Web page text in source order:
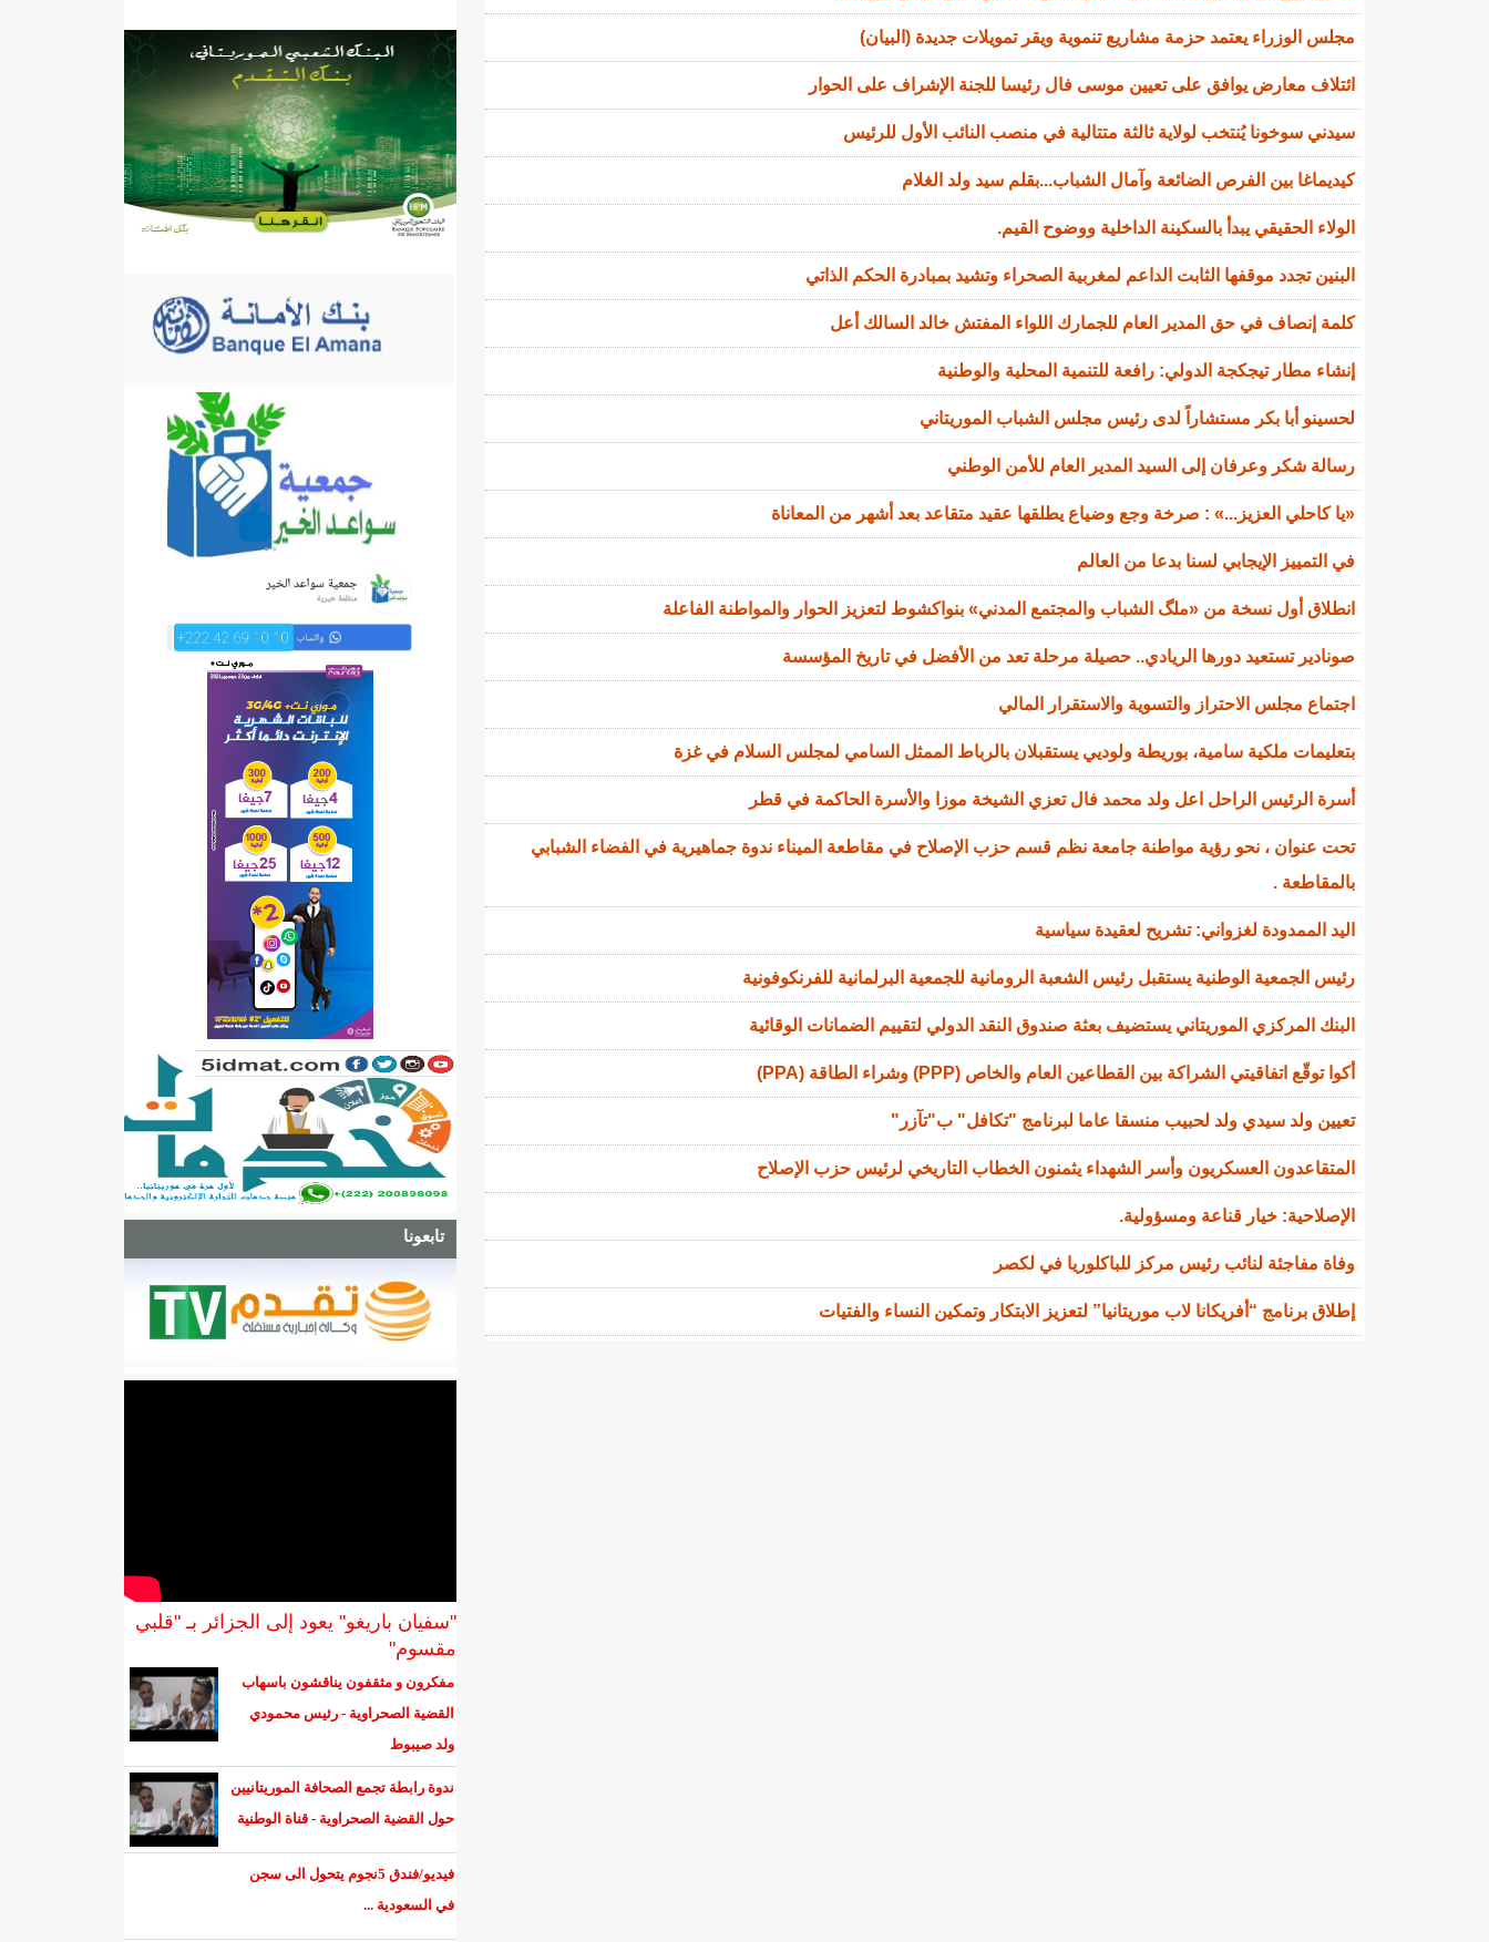
تابعونا
"سفيان باريغو" يعود إلى الجزائر بـ "قلبي
مقسوم"
مفكرون و مثقفون يناقشون باسهاب
القضية الصحراوية - رئيس محمودي
ولد صيبوط
ندوة رابطة تجمع الصحافة الموريتانيين
حول القضية الصحراوية - قناة الوطنية
فيديو/فندق 5نجوم يتحول الى سجن
في السعودية ...
مجلس الوزراء يعتمد حزمة مشاريع تنموية ويقر تمويلات جديدة (البيان)
ائتلاف معارض يوافق على تعيين موسى فال رئيسا للجنة الإشراف على الحوار
سيدني سوخونا يُنتخب لولاية ثالثة متتالية في منصب النائب الأول للرئيس
كيديماغا بين الفرص الضائعة وآمال الشباب...بقلم سيد ولد الغلام
الولاء الحقيقي يبدأ بالسكينة الداخلية ووضوح القيم.
البنين تجدد موقفها الثابت الداعم لمغربية الصحراء وتشيد بمبادرة الحكم الذاتي
كلمة إنصاف في حق المدير العام للجمارك اللواء المفتش خالد السالك أعل
إنشاء مطار تيجكجة الدولي: رافعة للتنمية المحلية والوطنية
لحسينو أبا بكر مستشاراً لدى رئيس مجلس الشباب الموريتاني
رسالة شكر وعرفان إلى السيد المدير العام للأمن الوطني
«يا كاحلي العزيز...» : صرخة وجع وضياع يطلقها عقيد متقاعد بعد أشهر من المعاناة
في التمييز الإيجابي لسنا بدعا من العالم
انطلاق أول نسخة من «ملگ الشباب والمجتمع المدني» بنواكشوط لتعزيز الحوار والمواطنة الفاعلة
صونادير تستعيد دورها الريادي.. حصيلة مرحلة تعد من الأفضل في تاريخ المؤسسة
اجتماع مجلس الاحتراز والتسوية والاستقرار المالي
بتعليمات ملكية سامية، بوريطة ولوديي يستقبلان بالرباط الممثل السامي لمجلس السلام في غزة
أسرة الرئيس الراحل اعل ولد محمد فال تعزي الشيخة موزا والأسرة الحاكمة في قطر
تحت عنوان ، نحو رؤية مواطنة جامعة نظم قسم حزب الإصلاح في مقاطعة الميناء ندوة جماهيرية في الفضاء الشبابي
بالمقاطعة .
اليد الممدودة لغزواني: تشريح لعقيدة سياسية
رئيس الجمعية الوطنية يستقبل رئيس الشعبة الرومانية للجمعية البرلمانية للفرنكوفونية
البنك المركزي الموريتاني يستضيف بعثة صندوق النقد الدولي لتقييم الضمانات الوقائية
أكوا توقّع اتفاقيتي الشراكة بين القطاعين العام والخاص (PPP) وشراء الطاقة (PPA)
تعيين ولد سيدي ولد لحبيب منسقا عاما لبرنامج "تكافل" ب"تآزر"
المتقاعدون العسكريون وأسر الشهداء يثمنون الخطاب التاريخي لرئيس حزب الإصلاح
الإصلاحية: خيار قناعة ومسؤولية.
وفاة مفاجئة لنائب رئيس مركز للباكلوريا في لكصر
إطلاق برنامج “أفريكانا لاب موريتانيا” لتعزيز الابتكار وتمكين النساء والفتيات